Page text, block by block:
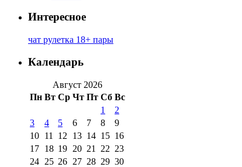
Интересное
чат рулетка 18+ пары
Календарь
Август 2026
Пн Вт Ср Чт Пт Сб Вс
1
2
3
4 5 6 7 8
9
10 11 12 13 14 15 16
17 18 19 20 21 22 23
24 25 26 27 28 29 30